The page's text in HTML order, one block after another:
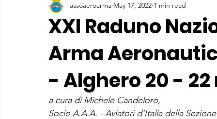
XXI Raduno
Arma
- Alghero 20 -
assoaeroarma May 17, 2022 1 min read
a cura di Michele Candeloro,
Socio A.A.A. - Aviatori d’Italia della